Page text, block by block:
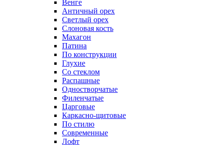
Венге
Античный орех
Светлый орех
Слоновая кость
Махагон
Патина
По конструкции
Глухие
Со стеклом
Распашные
Одностворчатые
Филенчатые
Царговые
Каркасно-щитовые
По стилю
Современные
Лофт